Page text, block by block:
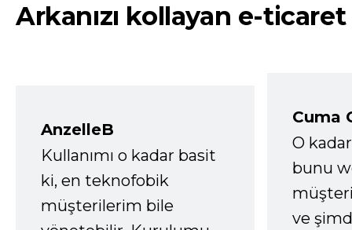
Arkanızı kollayan e-ticaret
AnzelleB
Kullanımı o kadar basit
ki, en teknofobik
müşterilerim bile
Cuma
O
bunu
ve